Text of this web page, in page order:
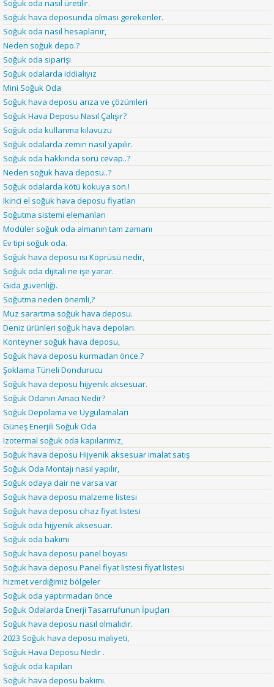
Soğuk oda nasıl üretilir.
Soğuk hava deposunda olması gerekenler.
Soğuk oda nasıl hesaplanır,
Neden soğuk depo.?
Soğuk oda siparişi
Soğuk odalarda iddialıyız
Mini Soğuk Oda
Soğuk hava deposu arıza ve çözümleri
Soğuk Hava Deposu Nasıl Çalışır?
Soğuk oda kullanma kılavuzu
Soğuk odalarda zemin nasıl yapılır.
Soğuk oda hakkında soru cevap..?
Neden soğuk hava deposu..?
Soğuk odalarda kötü kokuya son.!
Ikinci el soğuk hava deposu fiyatları
Soğutma sistemi elemanları
Modüler soğuk oda almanın tam zamanı
Ev tipi soğuk oda.
Soğuk hava deposu ısı Köprüsü nedir,
Soğuk oda dijitali ne işe yarar.
Gıda güvenliği.
Soğutma neden önemli,?
Muz sarartma soğuk hava deposu.
Deniz ürünleri soğuk hava depoları.
Konteyner soğuk hava deposu,
Soğuk hava deposu kurmadan önce.?
Şoklama Tüneli Dondurucu
Soğuk hava deposu hijyenik aksesuar.
Soğuk Odanın Amacı Nedir?
Soğuk Depolama ve Uygulamaları
Güneş Enerjili Soğuk Oda
Izotermal soğuk oda kapılarımız,
Soğuk hava deposu Hijyenik aksesuar imalat satış
Soğuk Oda Montajı nasıl yapılır,
Soğuk odaya dair ne varsa var
Soğuk hava deposu malzeme listesi
Soğuk hava deposu cihaz fiyat listesi
Soğuk oda hijyenik aksesuar.
Soğuk oda bakımı
Soğuk hava deposu panel boyası
Soğuk hava deposu Panel fiyat listesi fiyat listesi
hizmet verdiğimiz bölgeler
Soğuk oda yaptırmadan önce
Soğuk Odalarda Enerji Tasarrufunun İpuçları
Soğuk hava deposu nasıl olmalıdır.
2023 Soğuk hava deposu maliyeti,
Soğuk Hava Deposu Nedir .
Soğuk oda kapıları
Soğuk hava deposu bakımı.